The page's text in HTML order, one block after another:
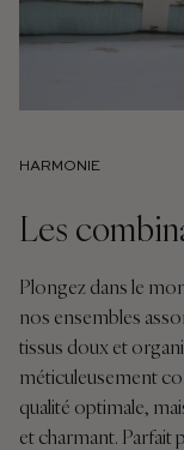
HARMONIE
Les
Plongez dans le
nos ensembles
tissus doux et
méticuleusement
qualité optimale,
et charmant. Parfait